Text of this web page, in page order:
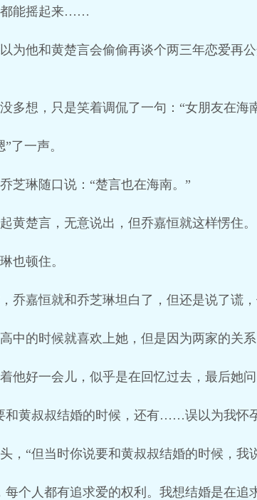
都能摇起来……
为他和黄楚言会偷偷再谈个两三年恋爱再
多想，只是笑着调侃了一句：“女朋友在海
了一声。
芝琳随口说：“楚言也在海南。”
黄楚言，无意说出，但乔嘉恒就这样愣住。
也顿住。
乔嘉恒就和乔芝琳坦白了，但还是说了谎
中的时候就喜欢上她，但是因为两家的关
他好一会儿，似乎是在回忆过去，最后她
和黄叔叔结婚的时候，还有……误以为我怀
，“但当时你说要和黄叔叔结婚的时候，我
每个人都有追求爱的权利。我想结婚是在